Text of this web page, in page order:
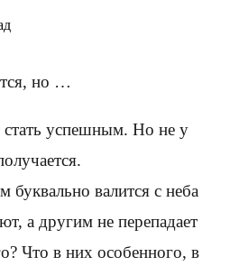
но …
успешным. Но не у
валится с неба
а другим не перепадает
Что в них особенного, в